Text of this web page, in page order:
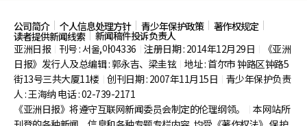
公司简介 个人信息处理方针 青少年保护政策 著作权规定
读者提供新闻线索
新闻稿件投诉负责人
亚洲日报
刊号 : 서울,아04336 注册日期 : 2014年12月29日
《亚洲
日报》发行人及总编辑 : 郭永吉、梁圭铉 地址 : 首尔市钟路区钟路5
街13号三共大厦11楼 创刊日期 : 2007年11月15日
青少年保护负责
人 : 王海纳 电话 : 02-739-2171
《亚洲日报》将遵守互联网新闻委员会制定的伦理纲领。
本网站所